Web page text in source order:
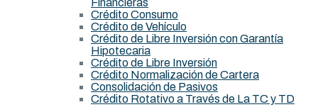
Financieras
Crédito Consumo
Crédito de Vehículo
Crédito de Libre Inversión con Garantía
Hipotecaria
Crédito de Libre Inversión
Crédito Normalización de Cartera
Consolidación de Pasivos
Crédito Rotativo a Través de La TC y TD